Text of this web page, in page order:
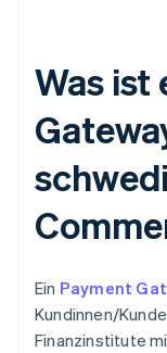
Was ist
Ein Payment
Kundinnen/
Finanzinstitute